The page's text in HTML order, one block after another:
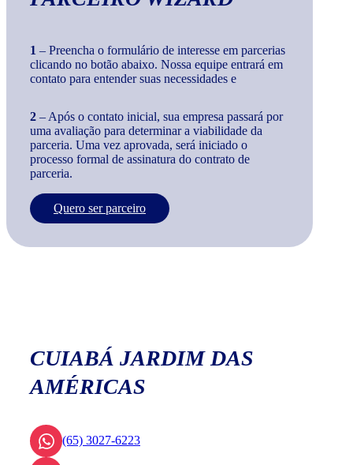
1 – Preencha o formulário de interesse em parcerias
clicando no botão abaixo. Nossa equipe entrará em
contato para entender suas necessidades e
2 – Após o contato inicial, sua empresa passará por
uma avaliação para determinar a viabilidade da
parceria. Uma vez aprovada, será iniciado o
processo formal de assinatura do contrato de
parceria.
Quero ser parceiro
CUIABÁ JARDIM DAS
AMÉRICAS
(65) 3027-6223